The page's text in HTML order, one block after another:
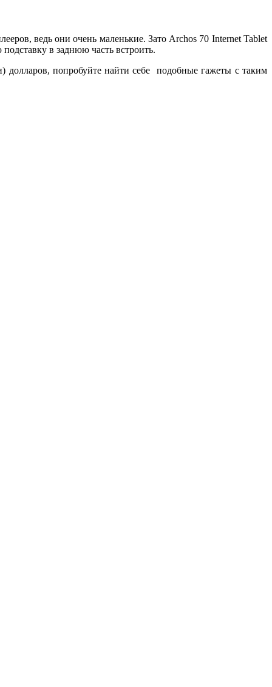
ведь они очень маленькие. Зато Archos 70 Internet Tablet
в заднюю часть встроить.
долларов, попробуйте найти себе подобные гажеты с таким